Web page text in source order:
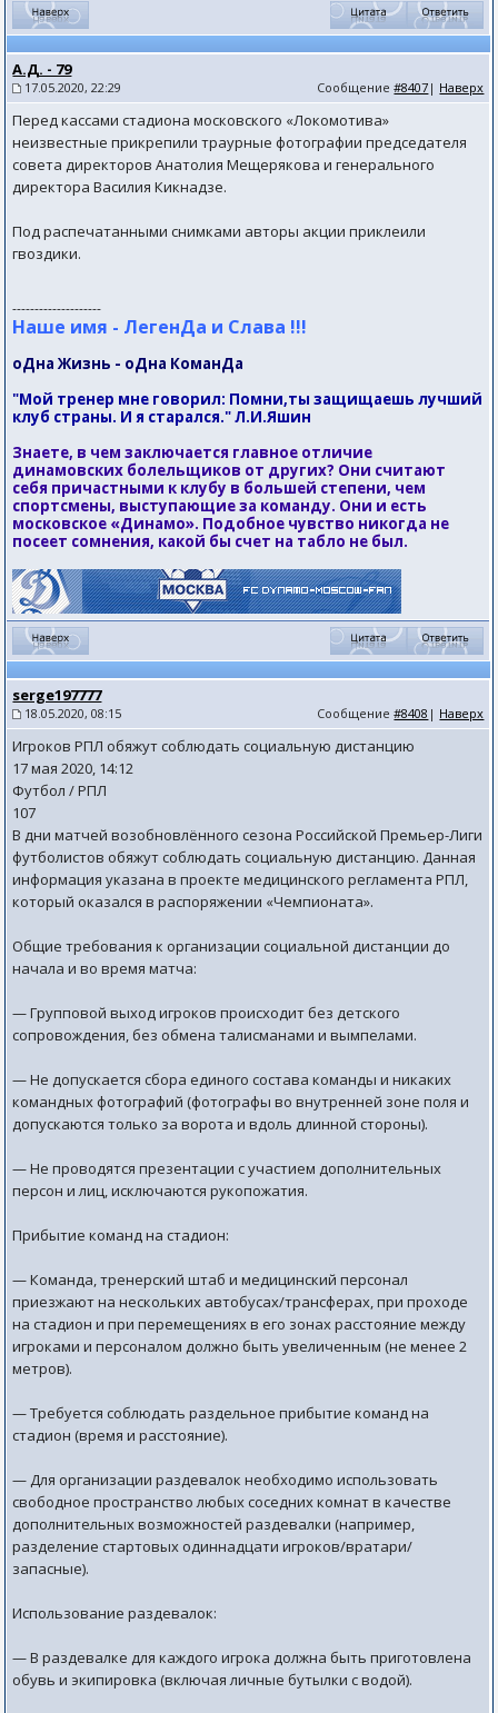
А.Д. - 79
17.05.2020, 22:29 Сообщение#8407 | Наверх
Перед кассами стадиона московского «Локомотива»
неизвестные прикрепили траурные фотографии председателя
совета директоров Анатолия Мещерякова и генерального
директора Василия Кикнадзе.
Под распечатанными снимками авторы акции приклеили
гвоздики.
--------------------
Наше имя - ЛегенДа и Слава !!!
оДна Жизнь - оДна КоманДа
"Мой тренер мне говорил: Помни,ты защищаешь лучший
клуб страны. И я старался." Л.И.Яшин
Знаете, в чем заключается главное отличие
динамовских болельщиков от других? Они считают
себя причастными к клубу в большей степени, чем
спортсмены, выступающие за команду. Они и есть
московское «Динамо». Подобное чувство никогда не
посеет сомнения, какой бы счет на табло не был.
serge197777
18.05.2020, 08:15 Сообщение#8408 | Наверх
Игроков РПЛ обяжут соблюдать социальную дистанцию
17 мая 2020, 14:12
Футбол / РПЛ
107
В дни матчей возобновлённого сезона Российской Премьер-Лиги
футболистов обяжут соблюдать социальную дистанцию. Данная
информация указана в проекте медицинского регламента РПЛ,
который оказался в распоряжении «Чемпионата».
Общие требования к организации социальной дистанции до
начала и во время матча:
— Групповой выход игроков происходит без детского
сопровождения, без обмена талисманами и вымпелами.
— Не допускается сбора единого состава команды и никаких
командных фотографий (фотографы во внутренней зоне поля и
допускаются только за ворота и вдоль длинной стороны).
— Не проводятся презентации с участием дополнительных
персон и лиц, исключаются рукопожатия.
Прибытие команд на стадион:
— Команда, тренерский штаб и медицинский персонал
приезжают на нескольких автобусах/трансферах, при проходе
на стадион и при перемещениях в его зонах расстояние между
игроками и персоналом должно быть увеличенным (не менее 2
метров).
— Требуется соблюдать раздельное прибытие команд на
стадион (время и расстояние).
— Для организации раздевалок необходимо использовать
свободное пространство любых соседних комнат в качестве
дополнительных возможностей раздевалки (например,
разделение стартовых одиннадцати игроков/вратари/
запасные).
Использование раздевалок:
— В раздевалке для каждого игрока должна быть приготовлена
обувь и экипировка (включая личные бутылки с водой).